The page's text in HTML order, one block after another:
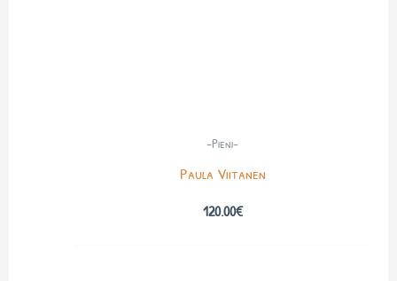
-Pieni-
Paula Viitanen
120.00€